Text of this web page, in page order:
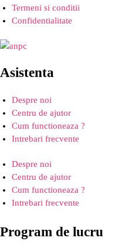
Termeni si conditii
Confidentialitate
Asistenta
Despre noi
Centru de ajutor
Cum functioneaza ?
Intrebari frecvente
Despre noi
Centru de ajutor
Cum functioneaza ?
Intrebari frecvente
Program de lucru